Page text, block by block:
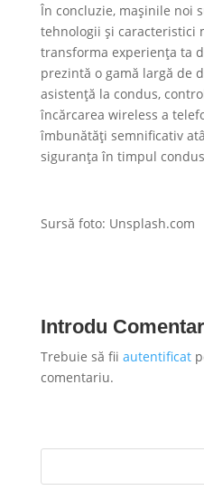
În concluzie, mașinile noi
tehnologii și caracteristici
transforma experiența ta
prezintă o gamă largă de
asistență la condus,
încărcarea wireless a
îmbunătăți semnificativ
siguranța în timpul
Sursă foto: Unsplash.com
Introdu
Trebuie să fii autentificat
comentariu.